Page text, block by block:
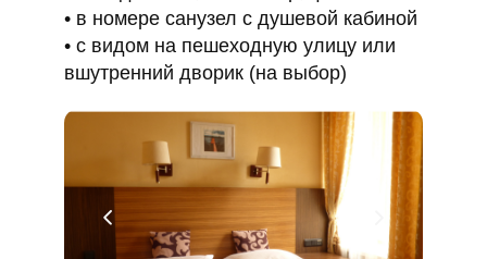
в номере санузел с душевой кабиной
с видом на пешеходную улицу или
вшутренний дворик (на выбор)